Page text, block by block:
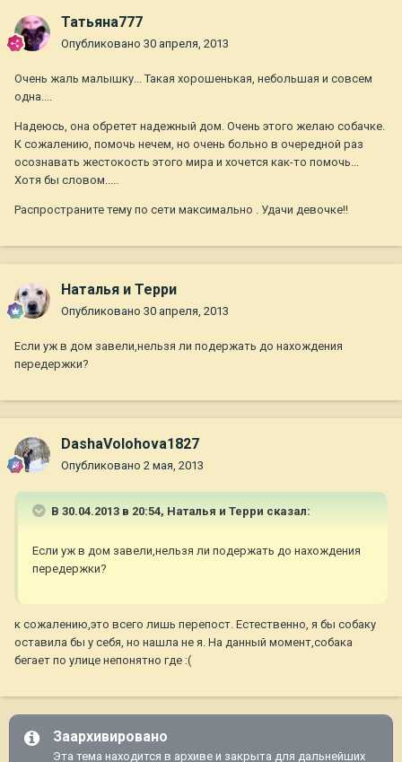
Татьяна777
Опубликовано 30 апреля, 2013
Очень жаль малышку... Такая хорошенькая, небольшая и совсем
одна....
Надеюсь, она обретет надежный дом. Очень этого желаю собачке.
К сожалению, помочь нечем, но очень больно в очередной раз
осознавать жестокость этого мира и хочется как-то помочь...
Хотя бы словом.....
Распространите тему по сети максимально . Удачи девочке!!
Наталья и Терри
Опубликовано 30 апреля, 2013
Если уж в дом завели,нельзя ли подержать до нахождения
передержки?
DashaVolohova1827
Опубликовано 2 мая, 2013
В 30.04.2013 в 20:54, Наталья и Терри сказал:
Если уж в дом завели,нельзя ли подержать до нахождения
передержки?
к сожалению,это всего лишь перепост. Естественно, я бы собаку
оставила бы у себя, но нашла не я. На данный момент,собака
бегает по улице непонятно где :(
Заархивировано
Эта тема находится в архиве и закрыта для дальнейших